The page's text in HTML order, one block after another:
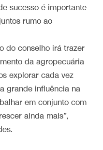
sucesso é importante
rumo ao
do conselho irá trazer
da agropecuária
explorar cada vez
grande influência na
em conjunto com
ainda mais”,